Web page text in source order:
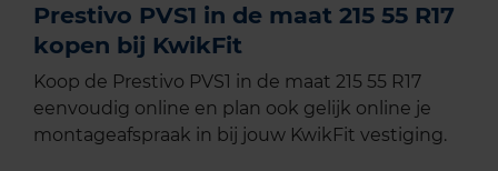
Prestivo PVS1 in de maat 215 55 R17
kopen bij KwikFit
Koop de Prestivo PVS1 in de maat 215 55 R17
eenvoudig online en plan ook gelijk online je
montageafspraak in bij jouw KwikFit vestiging.